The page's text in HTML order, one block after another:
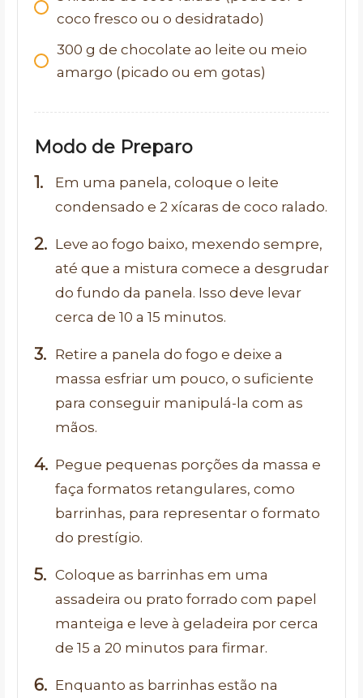
coco fresco ou o desidratado)
300 g de chocolate ao leite ou meio
amargo (picado ou em gotas)
Modo de Preparo
Em uma panela, coloque o leite
condensado e 2 xícaras de coco ralado.
Leve ao fogo baixo, mexendo sempre,
até que a mistura comece a desgrudar
do fundo da panela. Isso deve levar
cerca de 10 a 15 minutos.
Retire a panela do fogo e deixe a
massa esfriar um pouco, o suficiente
para conseguir manipulá-la com as
mãos.
Pegue pequenas porções da massa e
faça formatos retangulares, como
barrinhas, para representar o formato
do prestígio.
Coloque as barrinhas em uma
assadeira ou prato forrado com papel
manteiga e leve à geladeira por cerca
de 15 a 20 minutos para firmar.
Enquanto as barrinhas estão na